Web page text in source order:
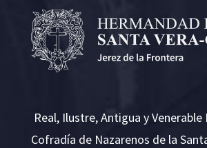
Real, Ilustre, Antigua y
Cofradía de Nazarenos de la